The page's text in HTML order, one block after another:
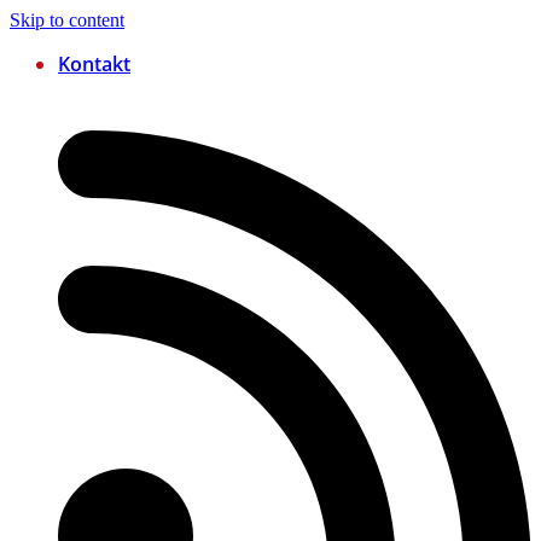
Skip to content
Kontakt